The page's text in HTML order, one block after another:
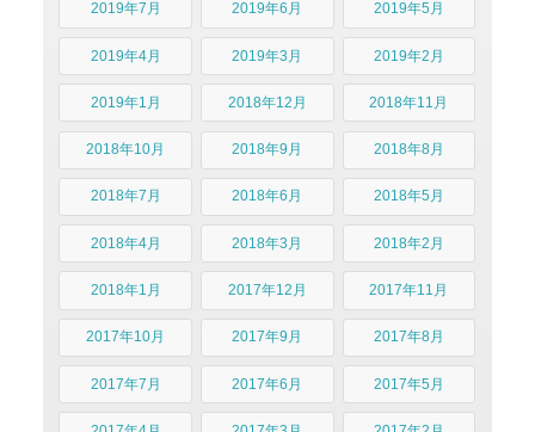
2019年7月 2019年6月 2019年5月
2019年4月 2019年3月 2019年2月
2019年1月 2018年12月 2018年11月
2018年10月 2018年9月 2018年8月
2018年7月 2018年6月 2018年5月
2018年4月 2018年3月 2018年2月
2018年1月 2017年12月 2017年11月
2017年10月 2017年9月 2017年8月
2017年7月 2017年6月 2017年5月